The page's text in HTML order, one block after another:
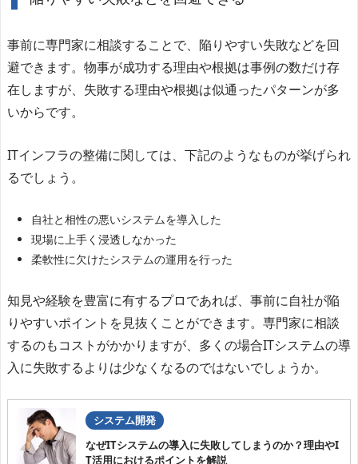
事前に専門家に相談することで、陥りやすい失敗などを回
避できます。物事が成功する理由や根拠は事例の数だけ存
在しますが、失敗する理由や根拠は似通ったパターンが多
いからです。
ITインフラの整備に関しては、下記のようなものが挙げられ
るでしょう。
自社と相性の悪いシステムを導入した
現場に上手く浸透しなかった
柔軟性に欠けたシステムの運用を行った
知見や経験を豊富に有するプロであれば、事前に自社が陥
りやすいポイントを見抜くことができます。専門家に相談
するのもコストがかかりますが、多くの場合ITシステムの導
入に失敗するよりは少なくなるのではないでしょうか。
システム開発
なぜITシステムの導入に失敗してしまうのか？理由やI
T活用におけるポイントを解説